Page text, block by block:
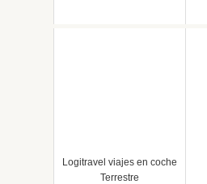
Logitravel viajes en coche
Terrestre